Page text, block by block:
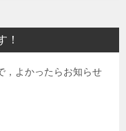
！
，よかったらお知らせ